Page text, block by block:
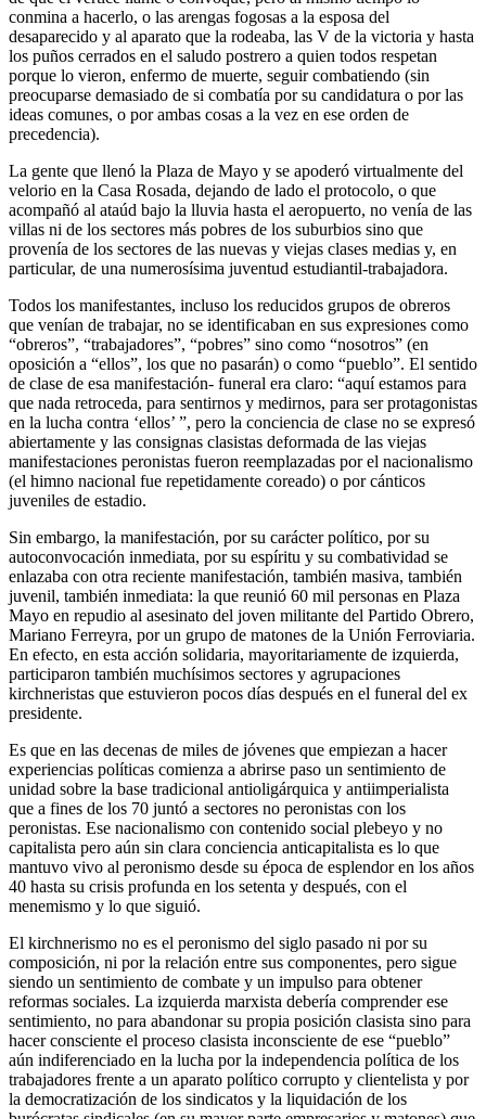
conmina a hacerlo, o las arengas fogosas a la esposa del
desaparecido y al aparato que la rodeaba, las V de la victoria y hasta
los puños cerrados en el saludo postrero a quien todos respetan
porque lo vieron, enfermo de muerte, seguir combatiendo (sin
preocuparse demasiado de si combatía por su candidatura o por las
ideas comunes, o por ambas cosas a la vez en ese orden de
precedencia).
La gente que llenó la Plaza de Mayo y se apoderó virtualmente del
velorio en la Casa Rosada, dejando de lado el protocolo, o que
acompañó al ataúd bajo la lluvia hasta el aeropuerto, no venía de las
villas ni de los sectores más pobres de los suburbios sino que
provenía de los sectores de las nuevas y viejas clases medias y, en
particular, de una numerosísima juventud estudiantil-trabajadora.
Todos los manifestantes, incluso los reducidos grupos de obreros
que venían de trabajar, no se identificaban en sus expresiones como
“obreros”, “trabajadores”, “pobres” sino como “nosotros” (en
oposición a “ellos”, los que no pasarán) o como “pueblo”. El sentido
de clase de esa manifestación- funeral era claro: “aquí estamos para
que nada retroceda, para sentirnos y medirnos, para ser protagonistas
en la lucha contra ‘ellos’ ”, pero la conciencia de clase no se expresó
abiertamente y las consignas clasistas deformada de las viejas
manifestaciones peronistas fueron reemplazadas por el nacionalismo
(el himno nacional fue repetidamente coreado) o por cánticos
juveniles de estadio.
Sin embargo, la manifestación, por su carácter político, por su
autoconvocación inmediata, por su espíritu y su combatividad se
enlazaba con otra reciente manifestación, también masiva, también
juvenil, también inmediata: la que reunió 60 mil personas en Plaza
Mayo en repudio al asesinato del joven militante del Partido Obrero,
Mariano Ferreyra, por un grupo de matones de la Unión Ferroviaria.
En efecto, en esta acción solidaria, mayoritariamente de izquierda,
participaron también muchísimos sectores y agrupaciones
kirchneristas que estuvieron pocos días después en el funeral del ex
presidente.
Es que en las decenas de miles de jóvenes que empiezan a hacer
experiencias políticas comienza a abrirse paso un sentimiento de
unidad sobre la base tradicional antioligárquica y antiimperialista
que a fines de los 70 juntó a sectores no peronistas con los
peronistas. Ese nacionalismo con contenido social plebeyo y no
capitalista pero aún sin clara conciencia anticapitalista es lo que
mantuvo vivo al peronismo desde su época de esplendor en los años
40 hasta su crisis profunda en los setenta y después, con el
menemismo y lo que siguió.
El kirchnerismo no es el peronismo del siglo pasado ni por su
composición, ni por la relación entre sus componentes, pero sigue
siendo un sentimiento de combate y un impulso para obtener
reformas sociales. La izquierda marxista debería comprender ese
sentimiento, no para abandonar su propia posición clasista sino para
hacer consciente el proceso clasista inconsciente de ese “pueblo”
aún indiferenciado en la lucha por la independencia política de los
trabajadores frente a un aparato político corrupto y clientelista y por
la democratización de los sindicatos y la liquidación de los